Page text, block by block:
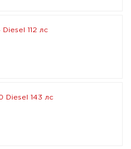
112 лс
Diesel 143 лс